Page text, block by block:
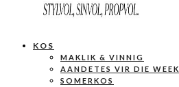
KOS
MAKLIK & VINNIG
AANDETES VIR DIE WEEK
SOMERKOS